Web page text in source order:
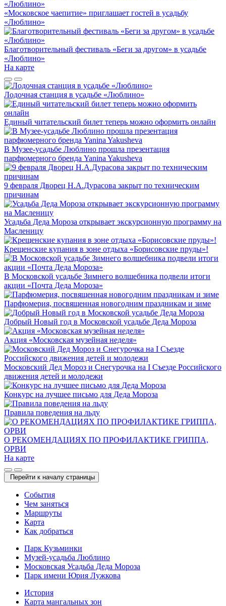
«Московское чаепитие» приглашает гостей в усадьбу
«Люблино»
Благотворительный фестиваль «Беги за другом» в усадьбе
«Люблино»
На карте
Лодочная станция в усадьбе «Люблино»
Единый читательский билет теперь можно оформить онлайн
В Музее-усадьбе Люблино прошла презентация
парфюмерного бренда Yanina Yakusheva
9 февраля Дворец Н.А.Дурасова закрыт по техническим
причинам
Усадьба Деда Мороза открывает экскурсионную программу на
Масленицу
Крещенские купания в зоне отдыха «Борисовские пруды»!
В Московской усадьбе Зимнего волшебника подвели итоги
акции «Почта Деда Мороза»
Парфюмерия, посвященная новогодним праздникам и зиме
Добрый Новый год в Московской усадьбе Деда Мороза
Акция «Московская музейная неделя»
Московский Дед Мороз и Снегурочка на I Съезде Российского
движения детей и молодежи
Конкурс на лучшее письмо для Деда Мороза
Правила поведения на льду
О РЕКОМЕНДАЦИЯХ ПО ПРОФИЛАКТИКЕ ГРИППА,
ОРВИ
На карте
Перейти к началу страницы
Cобытия
Чем заняться
Маршруты
Карта
Как добраться
Парк Кузьминки
Музей-усадьба Люблино
Московская Усадьба Деда Мороза
Парк имени Юрия Лужкова
История
Карта мангальных зон